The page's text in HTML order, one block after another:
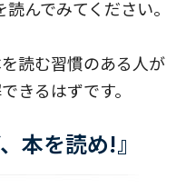
読んでみてください。
読む習慣のある人が
きるはずです。
本を読め!』